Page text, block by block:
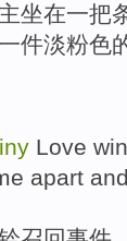
坐在一把
件淡粉色
Love
apart